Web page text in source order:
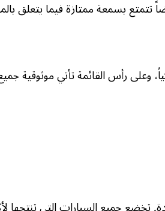
تتمتع بسمعة ممتازة فيما يتعلق
وعلى رأس القائمة تأتي موثوقية